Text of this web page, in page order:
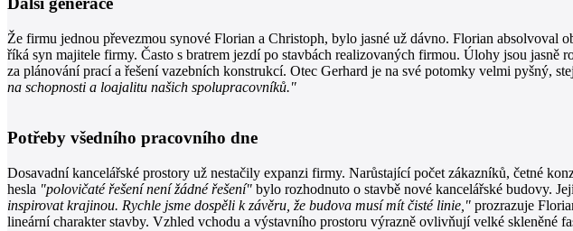
Že firmu jednou převezmou synové Florian a Christoph, bylo jasné už dávno. Florian absolvoval
říká syn majitele firmy. Často s bratrem jezdí po stavbách realizovaných firmou. Úlohy jsou
za plánování prací a řešení vazebních konstrukcí. Otec Gerhard je na své potomky velmi pyšný,
na schopnosti a loajalitu našich spolupracovníků."
Potřeby všedního pracovního dne
Dosavadní kancelářské prostory už nestačily expanzi firmy. Narůstající počet zákazníků, četné
hesla "polovičaté řešení není žádné řešení" bylo rozhodnuto o stavbě nové kancelářské budovy.
inspirovat krajinou. Rychle jsme dospěli k závěru, že budova musí mít čisté linie," prozrazuje
lineární charakter stavby. Vzhled vchodu a výstavního prostoru výrazně ovlivňují velké skleněné